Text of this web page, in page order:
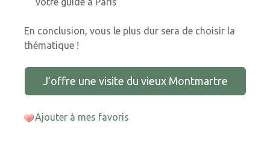
En conclusion, vous le plus dur sera de choisir la
thématique !
J’offre une visite du vieux Montmartre
Ajouter à mes favoris